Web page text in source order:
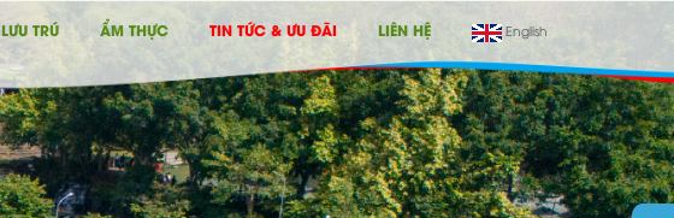
LƯU TRÚ ẨM THỰC TIN TỨC & ƯU ĐÃI LIÊN HỆ English